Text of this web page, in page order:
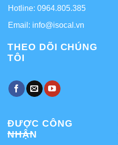
Hotline: 0964.805.385
Email: info@isocal.vn
THEO DÕI CHÚNG
TÔI
ĐƯỢC CÔNG
NHẬN